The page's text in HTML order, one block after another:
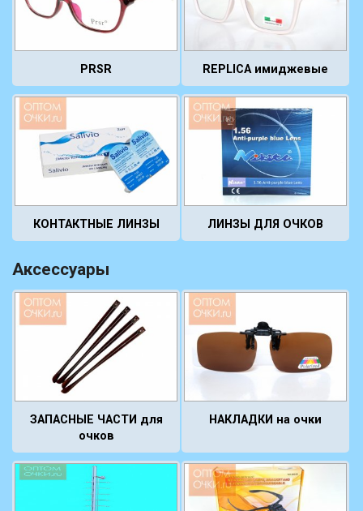
PRSR REPLICA имиджевые
КОНТАКТНЫЕ ЛИНЗЫ ЛИНЗЫ ДЛЯ ОЧКОВ
Аксессуары
ЗАПАСНЫЕ ЧАСТИ для
очков
НАКЛАДКИ на очки